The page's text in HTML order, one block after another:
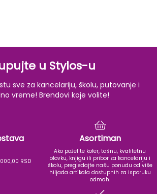
u Stylos-u
sve za kancelariju, školu, putovanje i
vreme! Brendovi koje volite!
RSD
Asortiman
Ako poželite kofer, tašnu, kvalitetnu
olovku, knjigu ili pribor za kancelariju i
školu, pregledajte našu ponudu od više
hiljada artikala dostupnih za isporuku
odmah.